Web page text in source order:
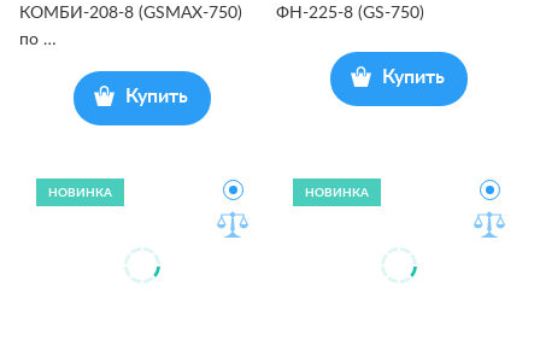
КОМБИ-208-8 (GSMAX-750)
по …
Купить
ФН-225-8 (GS-750)
Купить
НОВИНКА НОВИНКА